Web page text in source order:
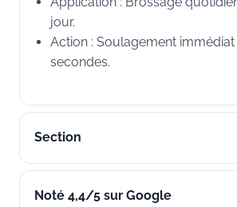
jour.
Action : Soulagement immédiat
secondes.
Section
Noté 4,4/5 sur Google